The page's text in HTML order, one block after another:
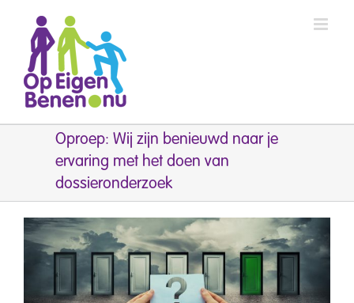
inhoud
Oproep: Wij zijn benieuwd naar je
ervaring met het doen van
dossieronderzoek
Bekijk
grotere
afbeelding